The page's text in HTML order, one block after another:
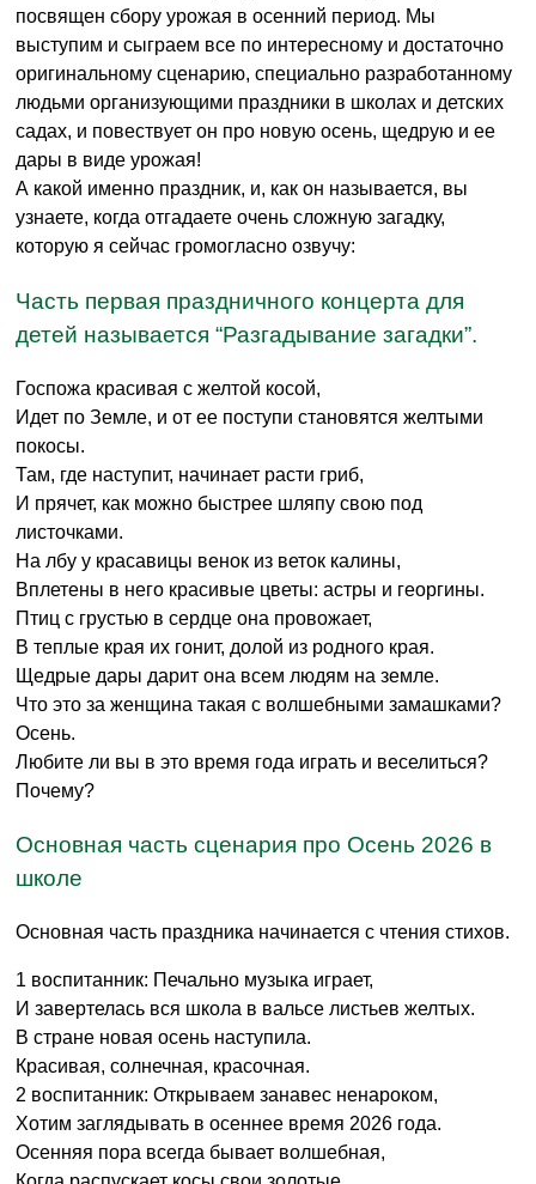
посвящен сбору урожая в осенний период. Мы
выступим и сыграем все по интересному и достаточно
оригинальному сценарию, специально разработанному
людьми организующими праздники в школах и детских
садах, и повествует он про новую осень, щедрую и ее
дары в виде урожая!
А какой именно праздник, и, как он называется, вы
узнаете, когда отгадаете очень сложную загадку,
которую я сейчас громогласно озвучу:
Часть первая праздничного концерта для
детей называется “Разгадывание загадки”.
Госпожа красивая с желтой косой,
Идет по Земле, и от ее поступи становятся желтыми
покосы.
Там, где наступит, начинает расти гриб,
И прячет, как можно быстрее шляпу свою под
листочками.
На лбу у красавицы венок из веток калины,
Вплетены в него красивые цветы: астры и георгины.
Птиц с грустью в сердце она провожает,
В теплые края их гонит, долой из родного края.
Щедрые дары дарит она всем людям на земле.
Что это за женщина такая с волшебными замашками?
Осень.
Любите ли вы в это время года играть и веселиться?
Почему?
Основная часть сценария про Осень 2026 в
школе
Основная часть праздника начинается с чтения стихов.
1 воспитанник: Печально музыка играет,
И завертелась вся школа в вальсе листьев желтых.
В стране новая осень наступила.
Красивая, солнечная, красочная.
2 воспитанник: Открываем занавес ненароком,
Хотим заглядывать в осеннее время 2026 года.
Осенняя пора всегда бывает волшебная,